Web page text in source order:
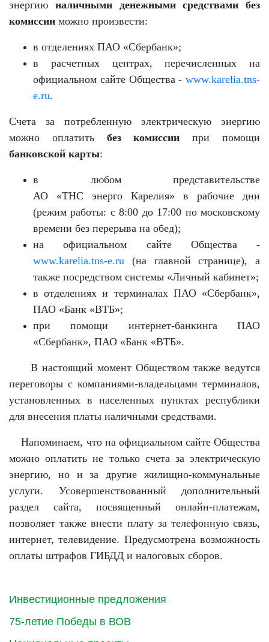
Инвестиционные предложения
75-летие Победы в ВОВ
энергию наличными денежными средствами без
комиссии можно произвести:
в отделениях ПАО «Сбербанк»;
в расчетных центрах, перечисленных на
официальном сайте Общества - www.karelia.tns-
e.ru.
Счета за потребленную электрическую энергию
можно оплатить без комиссии при помощи
банковской карты:
в любом представительстве
АО «ТНС энерго Карелия» в рабочие дни
(режим работы: с 8:00 до 17:00 по московскому
времени без перерыва на обед);
на официальном сайте Общества -
www.karelia.tns-e.ru (на главной странице), а
также посредством системы «Личный кабинет»;
в отделениях и терминалах ПАО «Сбербанк»,
ПАО «Банк «ВТБ»;
при помощи интернет-банкинга ПАО
«Сбербанк», ПАО «Банк «ВТБ».
В настоящий момент Обществом также ведутся
переговоры с компаниями-владельцами терминалов,
установленных в населенных пунктах республики
для внесения платы наличными средствами.
Напоминаем, что на официальном сайте Общества
можно оплатить не только счета за электрическую
энергию, но и за другие жилищно-коммунальные
услуги. Усовершенствованный дополнительный
раздел сайта, посвященный онлайн-платежам,
позволяет также внести плату за телефонную связь,
интернет, телевидение. Предусмотрена возможность
оплаты штрафов ГИБДД и налоговых сборов.